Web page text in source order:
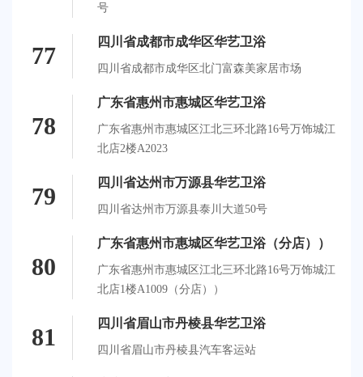
号
77
四川省成都市成华区华艺卫浴
四川省成都市成华区北门富森美家居市场
78
广东省惠州市惠城区华艺卫浴
广东省惠州市惠城区江北三环北路16号万饰城江
北店2楼A2023
79
四川省达州市万源县华艺卫浴
四川省达州市万源县泰川大道50号
80
广东省惠州市惠城区华艺卫浴（分店））
广东省惠州市惠城区江北三环北路16号万饰城江
北店1楼A1009（分店））
81
四川省眉山市丹棱县华艺卫浴
四川省眉山市丹棱县汽车客运站